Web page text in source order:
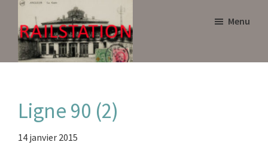
main
content
primary
sidebar
Menu
Ligne 90 (2)
14 janvier 2015